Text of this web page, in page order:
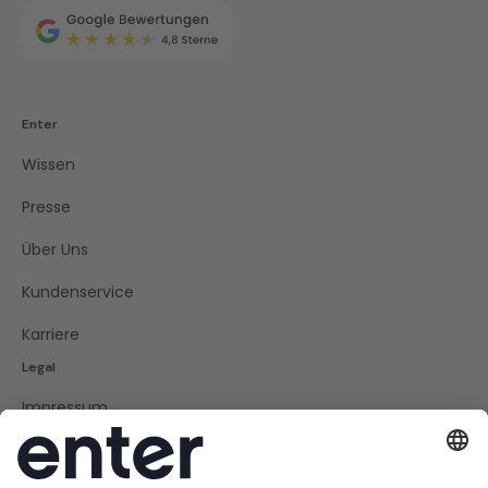
Enter
Wissen
Presse
Über Uns
Kundenservice
Karriere
Legal
Impressum
Datenschutz